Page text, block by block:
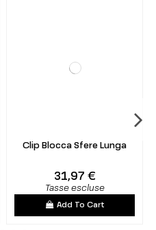
Clip Blocca Sfere Lunga
31,97 €
Tasse escluse
Add To Cart